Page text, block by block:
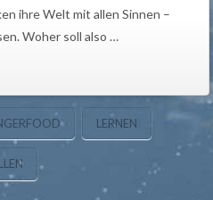
ihre Welt mit allen Sinnen –
Woher soll also …
LERNEN